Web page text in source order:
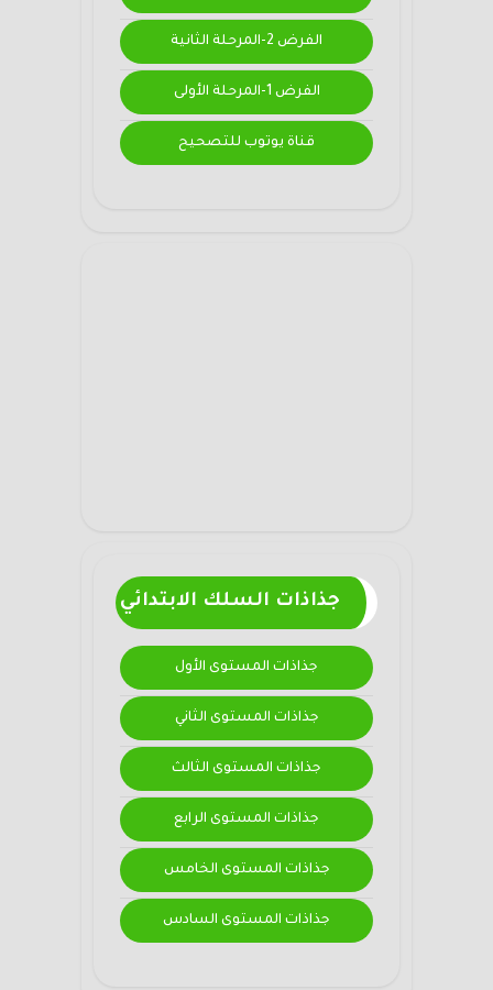
الفرض 2-المرحلة الثانية
الفرض 1-المرحلة الأولى
قناة يوتوب للتصحيح
جذاذات السلك الابتدائي
جذاذات المستوى الأول
جذاذات المستوى الثاني
جذاذات المستوى الثالث
جذاذات المستوى الرابع
جذاذات المستوى الخامس
جذاذات المستوى السادس